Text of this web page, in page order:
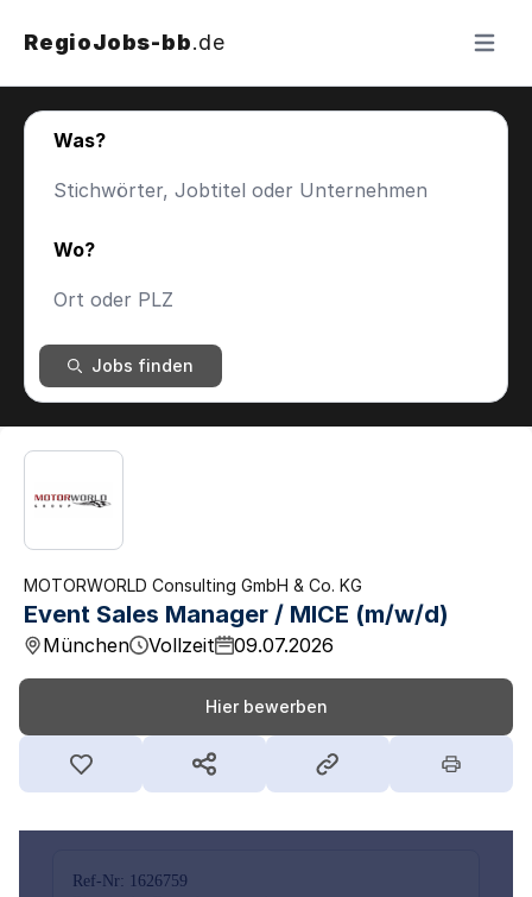
RegioJobs-bb.de Menü
Was?
Wo?
Jobs finden
MOTORWORLD Consulting GmbH & Co. KG
Event Sales Manager / MICE (m/w/d)
München Vollzeit 09.07.2026
Hier bewerben